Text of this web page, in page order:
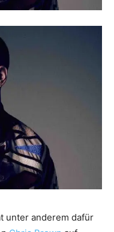
unter anderem dafür